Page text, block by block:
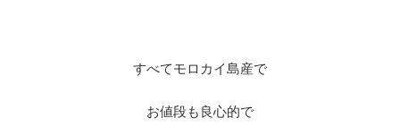
すべてモロカイ島産で
お値段も良心的で